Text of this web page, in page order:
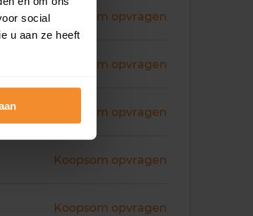
social
u aan ze heeft
Koopsom opvragen
Koopsom opvragen
Koopsom opvragen
Koopsom opvragen
Koopsom opvragen